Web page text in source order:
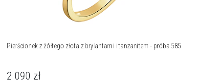
Pierścionek z żółtego złota z brylantami i tanzanitem - próba 585
2 090 zł